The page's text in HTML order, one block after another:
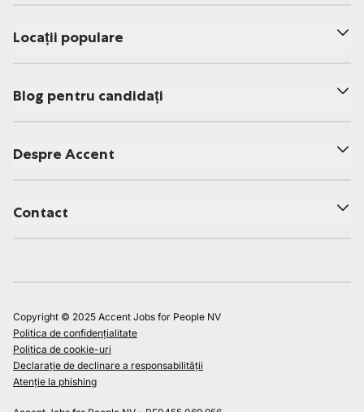
Locații populare
Blog pentru candidați
Despre Accent
Contact
Copyright © 2025 Accent Jobs for People NV
Politica de confidențialitate
Politica de cookie-uri
Declarație de declinare a responsabilității
Atenție la phishing